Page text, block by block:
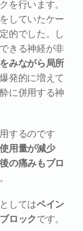
を行います。
していたケー
的でした。し
きる神経が非
みながら局所
発的に増えて
に併用する神
するのです
用量が減少
の痛みもブロ
してはペイン
ロックです。